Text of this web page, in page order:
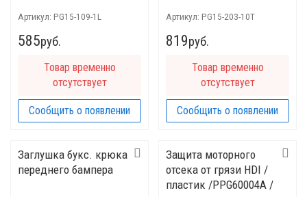
Артикул: PG15-109-1L
585руб.
Товар временно
отсутствует
Сообщить о появлении
Артикул: PG15-203-10T
819руб.
Товар временно
отсутствует
Сообщить о появлении
Заглушка букс. крюка
переднего бампера
Защита моторного
отсека от грязи HDI /
пластик /PPG60004A /